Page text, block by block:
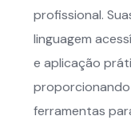
profissional.
linguagem
e aplicação
ferramentas